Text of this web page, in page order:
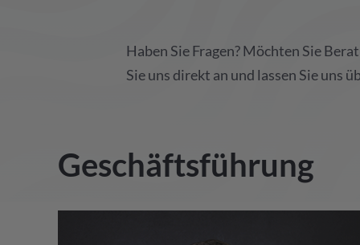
Haben Sie Fragen? Möchten Sie
Sie uns direkt an und lassen Sie uns
Geschäftsführung